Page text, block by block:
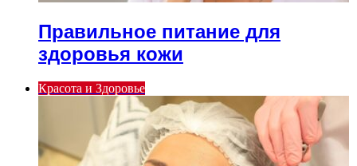
Правильное питание для
здоровья кожи
Красота и Здоровье